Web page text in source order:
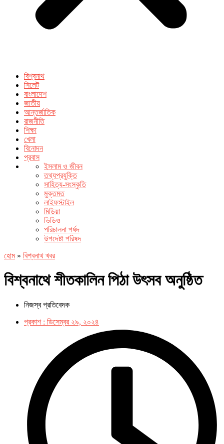
বিশ্বনাথ
সিলেট
বাংলাদেশ
জাতীয়
আন্তর্জাতিক
রাজনীতি
শিক্ষা
খেলা
বিনোদন
প্রবাস
ইসলাম ও জীবন
তথ্যপ্রযুক্তি
সাহিত্য-সংস্কৃতি
মুক্তমত
লাইফস্টাইল
মিডিয়া
ভিডিও
পরিচালনা পর্ষদ
উপদেষ্টা পরিষদ
হোম» বিশ্বনাথ খবর
বিশ্বনাথে শীতকালিন পিঠা উৎসব অনুষ্ঠিত
নিজস্ব প্রতিবেদক
প্রকাশ : ডিসেম্বর ২৯, ২০২৪